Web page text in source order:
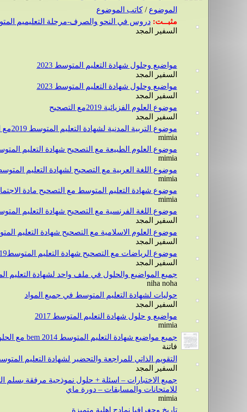
الموضوع / كاتب الموضوع
مثبــت: دروس في النحو والصرف-مرحلة التعليميم
السفير المجد
مواضيع وحلول شهادة التعليم المتوسط 2023
السفير المجد
مواضيع وحلول شهادة التعليم المتوسط 2023
السفير المجد
موضوع العلوم الفزيائية 2019مع التصحيح
السفير المجد
موضوع التربية المدنية لشهادة التعليم المتوسط 2019مع التصحيح
mimia
موضوع العلوم الطبيعة مع التصحيح شهادة التعليم
mimia
موضوع اللغة العربية مع التصحيح لشهادة التعليم
mimia
موضوع شهادة التعليم المتوسط مع التصحيح مادة
mimia
موضوع اللغة الفرنسية مع التصحيح شهادة التعليم
السفير المجد
موضوع العلوم الاسلامية مع التصحيح شهادة التعليم
السفير المجد
موضوع الرياضات مع التصحيح شهادة التعليم المتوسط2019
السفير المجد
جميع المواضيع والحلول في ملف واحد لشهادة التعليم
niha noha
حوليات لشهادة التعليم المتوسط في جميع المواد
السفير المجد
مواضيع و حلول شهادة التعليم المتوسط 2017
mimia
جميع مواضيع شهادة التعليم المتوسط bem 2014 مع الحلول النموذجية
فاتنة
التقويم الذاتي للمراجعة والتحضير لشهادة التعليم
السفير المجد
جميع الاختبارات – اسئلة + حلول نموذجية مرفقة بسلم
للامتحانات والمسابقات – دورة ماي
mimia
تاريخ وجغرافيا نمادج اهلية متميزة